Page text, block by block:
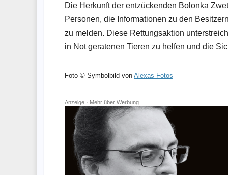
Die Herkunft der entzückenden Bolonka
Personen, die Informationen zu den
zu melden. Diese Rettungsaktion
in Not geratenen Tieren zu helfen und die
Foto © Symbolbild von Alexas Fotos
Anzeige · Mehr über Werbung